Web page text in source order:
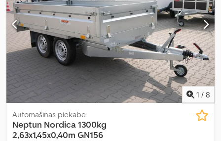
1 / 8
Automašīnas piekabe
Neptun Nordica 1300kg
2,63x1,45x0,40m GN156